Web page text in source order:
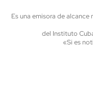
Es una emisora de
del Instituto
«Si es